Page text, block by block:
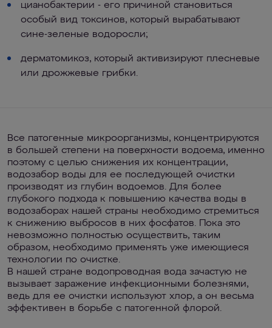
цианобактерии - его причиной становиться
особый вид токсинов, который вырабатывают
сине-зеленые водоросли;
дерматомикоз, который активизируют плесневые
или дрожжевые грибки.
Все патогенные микроорганизмы, концентрируются
в большей степени на поверхности водоема, именно
поэтому с целью снижения их концентрации,
водозабор воды для ее последующей очистки
производят из глубин водоемов. Для более
глубокого подхода к повышению качества воды в
водозаборах нашей страны необходимо стремиться
к снижению выбросов в них фосфатов. Пока это
невозможно полностью осуществить, таким
образом, необходимо применять уже имеющиеся
технологии по очистке.
В нашей стране водопроводная вода зачастую не
вызывает заражение инфекционными болезнями,
ведь для ее очистки используют хлор, а он весьма
эффективен в борьбе с патогенной флорой.